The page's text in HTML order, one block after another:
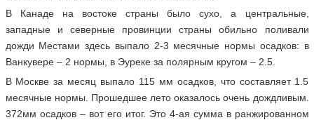
В Канаде на востоке страны было сухо, а центральные,
западные и северные провинции страны обильно поливали
дожди Местами здесь выпало 2-3 месячные нормы осадков: в
Ванкувере – 2 нормы, в Эуреке за полярным кругом – 2.5.
В Москве за месяц выпало 115 мм осадков, что составляет 1.5
месячные нормы. Прошедшее лето оказалось очень дождливым.
372мм осадков – вот его итог. Это 4-ая сумма в ранжированном